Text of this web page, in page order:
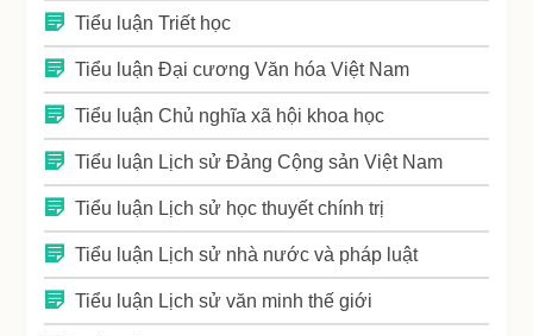
Tiểu luận Triết học
Tiểu luận Đại cương Văn hóa Việt Nam
Tiểu luận Chủ nghĩa xã hội khoa học
Tiểu luận Lịch sử Đảng Cộng sản Việt Nam
Tiểu luận Lịch sử học thuyết chính trị
Tiểu luận Lịch sử nhà nước và pháp luật
Tiểu luận Lịch sử văn minh thế giới